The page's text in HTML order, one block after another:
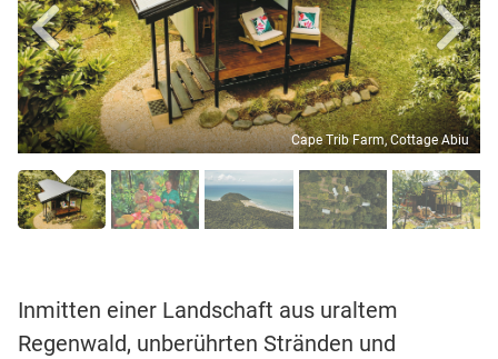
Cape Trib Farm, Cottage Abiu
Inmitten einer Landschaft aus uraltem
Regenwald, unberührten Stränden und